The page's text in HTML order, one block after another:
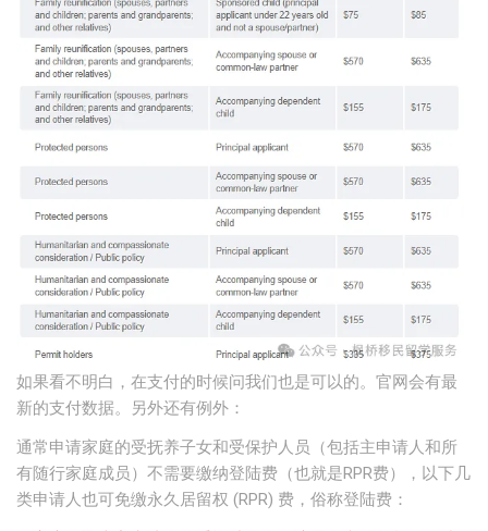
如果看不明白，在支付的时候问我们也是可以的。官网会有最
新的支付数据。另外还有例外：
通常申请家庭的受抚养子女和受保护人员（包括主申请人和所
有随行家庭成员）不需要缴纳登陆费（也就是RPR费），以下几
类申请人也可免缴永久居留权 (RPR) 费，俗称登陆费：